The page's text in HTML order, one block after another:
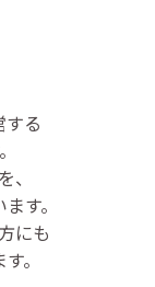
る
す。
にも
。